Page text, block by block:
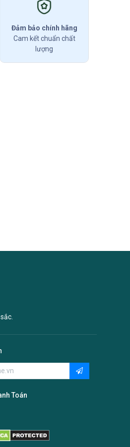
Đảm bảo chính hãng
Cam kết chuẩn chất
lượng
Toán